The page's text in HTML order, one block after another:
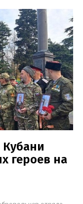
героев на